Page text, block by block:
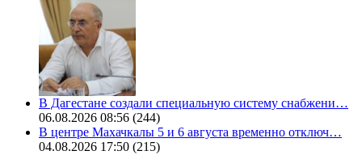
В Дагестане создали специальную систему снабжени…
06.08.2026 08:56 (244)
В центре Махачкалы 5 и 6 августа временно отключ…
04.08.2026 17:50 (215)